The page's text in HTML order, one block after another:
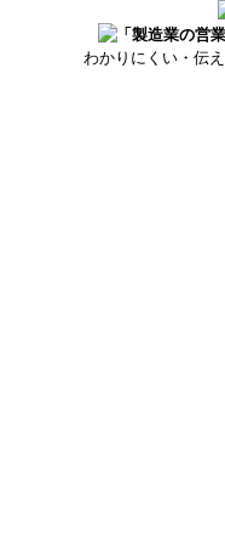
わかりにくい・伝